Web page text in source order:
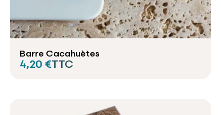
Barre Cacahuètes
4,20 €TTC